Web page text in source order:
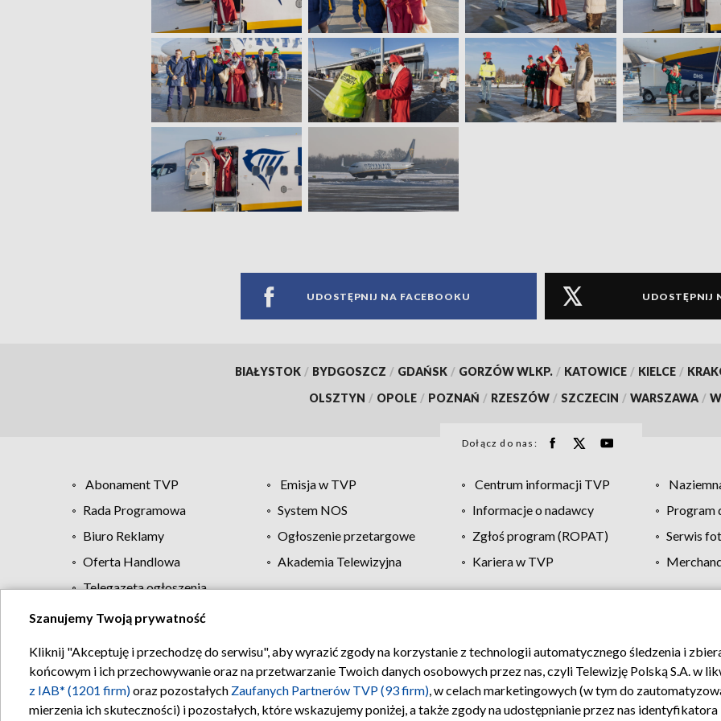
UDOSTĘPNIJ NA FACEBOOKU UDOSTĘPNIJ
BIAŁYSTOK / BYDGOSZCZ / GDAŃSK / GORZÓW WLKP. / KATOWICE / KIELCE /
OLSZTYN / OPOLE / POZNAŃ / RZESZÓW / SZCZECIN / WARSZAWA /
Dołącz do nas:
Abonament TVP Emisja w TVP Centrum informacji TVP
Rada Programowa
System NOS Informacje o nadawcy
Program
Biuro Reklamy
Ogłoszenie przetargowe Zgłoś program (ROPAT)
Serwis
Oferta Handlowa
Akademia Telewizyjna Kariera w TVP
Telegazeta ogłoszenia
Regulamin TVP Polityka prywatności Moje zgody Pomoc Biuro
Szanujemy Twoją prywatność
Kliknij "Akceptuję i przechodzę do serwisu", aby wyrazić zgody na korzystanie z technologii automatycznego śledzenia i
końcowym i ich przechowywanie oraz na przetwarzanie Twoich danych osobowych przez nas, czyli Telewizję Polską S.A. w
z IAB* (1201 firm)oraz pozostałych Zaufanych Partnerów TVP (93 firm), w celach marketingowych (w tym do
mierzenia ich skuteczności) i pozostałych, które wskazujemy poniżej, a także zgody na udostępnianie przez nas